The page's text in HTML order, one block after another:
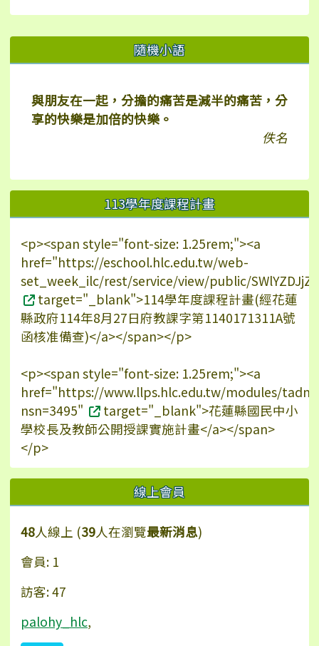
右邊區域內容 隨機小語
與朋友在一起，分擔的痛苦是減半的痛苦，分
享的快樂是加倍的快樂。
佚名
113學年度課程計畫
<p><span style="font-size: 1.25rem;"><a
href="https://eschool.hlc.edu.tw/web-
set_week_ilc/rest/service/view/public/
target="_blank">114學年度課程計畫(經花蓮
縣政府114年8月27日府教課字第1140171311A號
函核准備查)</a></span></p>
<p><span style="font-size: 1.25rem;"><a
href="https://www.llps.hlc.edu.tw/modules/
nsn=3495"
target="_blank">花蓮縣國民中小
學校長及教師公開授課實施計畫</a></span>
</p>
線上會員
48人線上 (39人在瀏覽最新消息)
會員: 1
訪客: 47
palohy_hlc,